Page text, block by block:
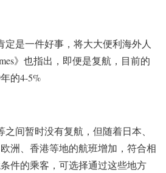
定是一件好事，将大大便利海外人
》也指出，即便是复航，目前的
的4-5%
间暂时没有复航，但随着日本、
洲、香港等地的航班增加，符合相
件的乘客，可选择通过这些地方